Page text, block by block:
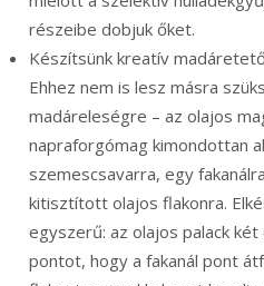
részeibe dobjuk őket.
Készítsünk kreatív
Ehhez nem is lesz másra
madáreleségre – az olajos
napraforgómag kimondottan
szemescsavarra, egy
kitisztított olajos flakonra.
egyszerű: az olajos palack
pontot, hogy a fakanál pont